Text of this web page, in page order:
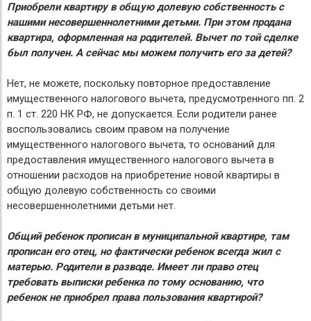
Приобрели квартиру в общую долевую собственность с
нашими несовершеннолетними детьми. При этом продана
квартира, оформленная на родителей. Вычет по той сделке
был получен. А сейчас мы можем получить его за детей?
Нет, не можете, поскольку повторное предоставление
имущественного налогового вычета, предусмотренного пп. 2
п. 1 ст. 220 НК РФ, не допускается. Если родители ранее
воспользовались своим правом на получение
имущественного налогового вычета, то оснований для
предоставления имущественного налогового вычета в
отношении расходов на приобретение новой квартиры в
общую долевую собственность со своими
несовершеннолетними детьми нет.
Общий ребенок прописан в муниципальной квартире, там
прописан его отец, но фактически ребенок всегда жил с
матерью. Родители в разводе. Имеет ли право отец
требовать выписки ребенка по тому основанию, что
ребенок не приобрел права пользования квартирой?